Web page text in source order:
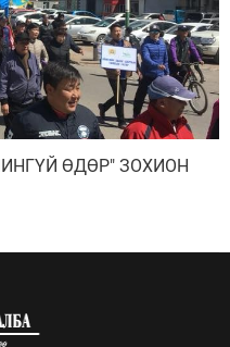
ӨДӨР" ЗОХИОН